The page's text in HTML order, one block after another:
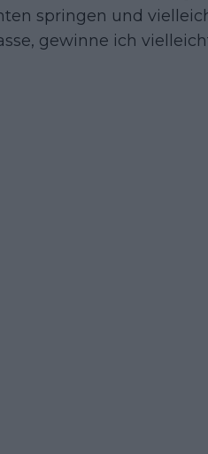
springen und
gewinne ich